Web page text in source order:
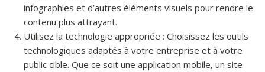
infographies et d’autres éléments visuels pour rendre le
contenu plus attrayant.
Utilisez la technologie appropriée : Choisissez les outils
technologiques adaptés à votre entreprise et à votre
public cible. Que ce soit une application mobile, un site